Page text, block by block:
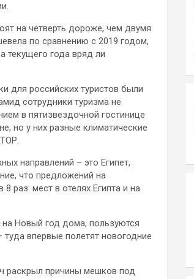
на четверть дороже, чем двумя
по сравнению с 2019 годом,
текущего года вряд ли
для российских туристов были
сотрудники туризма не
в пятизвездочной гостинице
но у них разные климатические
направлений – это Египет,
что предложений на
раз: мест в отелях Египта и на
на Новый год дома, пользуются
впервые полетят новогодние
раскрыл причины мешков под